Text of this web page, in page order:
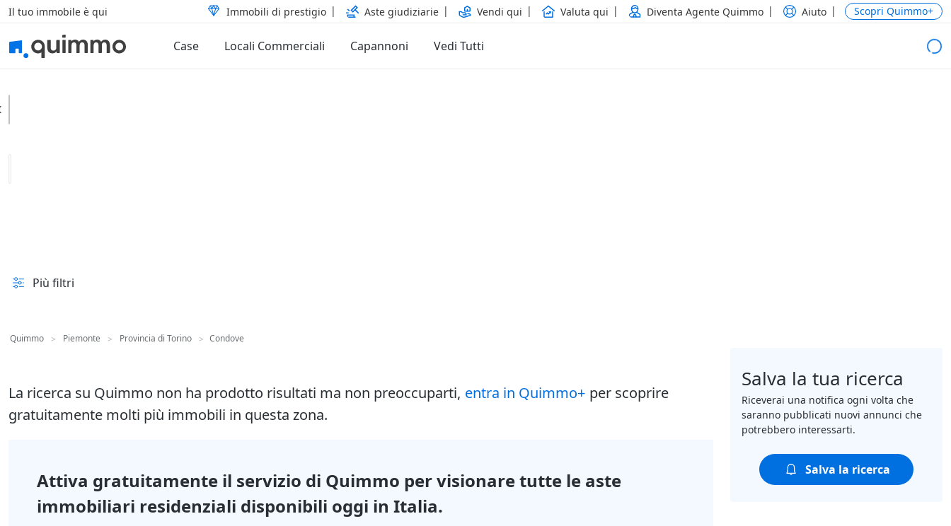
Il tuo immobile è qui Immobili di prestigio Aste giudiziarie Vendi qui Valuta qui Diventa Agente Quimmo Aiuto Scopri Quimmo+
Case Locali Commerciali Capannoni Vedi Tutti
Più filtri
Quimmo > Piemonte > Provincia di Torino > Condove
La ricerca su Quimmo non ha prodotto risultati ma non preoccuparti, entra in Quimmo+ per scoprire
gratuitamente molti più immobili in questa zona.
Attiva gratuitamente il servizio di Quimmo per visionare tutte le aste
immobiliari residenziali disponibili oggi in Italia.
Salva la tua ricerca
Riceverai una notifica ogni volta che
saranno pubblicati nuovi annunci che
potrebbero interessarti.
Salva la ricerca